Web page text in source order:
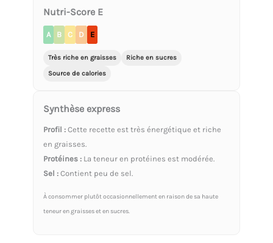
Nutri-Score E
A B C D E
Très riche en graisses
Riche en sucres
Source de calories
Synthèse express
Profil : Cette recette est très énergétique et riche
en graisses.
Protéines : La teneur en protéines est modérée.
Sel : Contient peu de sel.
À consommer plutôt occasionnellement en raison de sa haute
teneur en graisses et en sucres.